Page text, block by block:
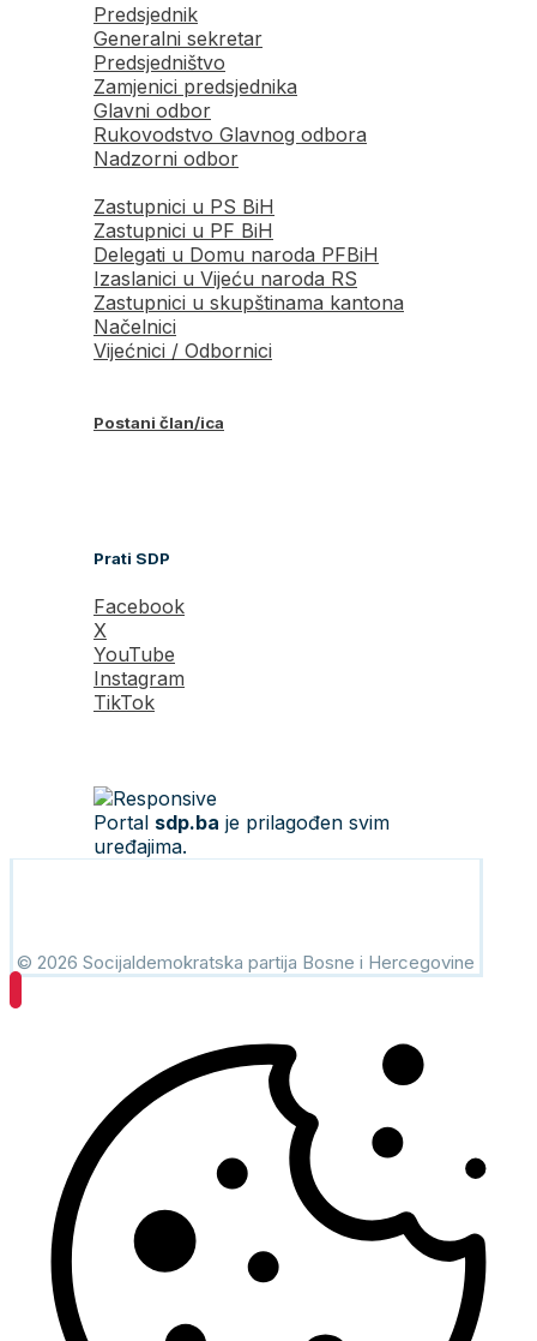
Predsjednik
Generalni sekretar
Predsjedništvo
Zamjenici predsjednika
Glavni odbor
Rukovodstvo Glavnog odbora
Nadzorni odbor
Zastupnici u PS BiH
Zastupnici u PF BiH
Delegati u Domu naroda PFBiH
Izaslanici u Vijeću naroda RS
Zastupnici u skupštinama kantona
Načelnici
Vijećnici / Odbornici
Postani član/ica
Prati SDP
Facebook
X
YouTube
Instagram
TikTok
Portal sdp.ba je prilagođen svim
uređajima.
© 2026 Socijaldemokratska partija Bosne i Hercegovine